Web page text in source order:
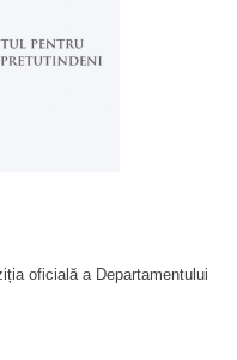
oficială a Departamentului